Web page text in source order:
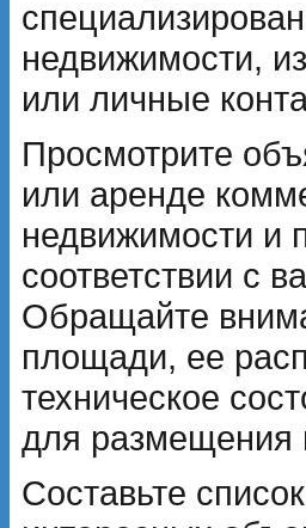
недвижимости,
или личные
Просмотрите
или аренде
недвижимости и
соответствии с
Обращайте
площади, ее
техническое
для размещения
Составьте